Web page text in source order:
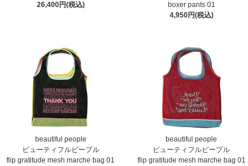
26,400円(税込)
boxer pants 01
4,950円(税込)
beautiful people
ビューティフルピープル
flip gratitude mesh marche bag 01
beautiful people
ビューティフルピープル
flip gratitude mesh marche bag 01